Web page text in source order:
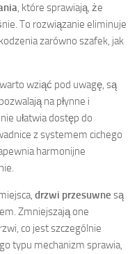
, które sprawiają, że
To rozwiązanie eliminuje
zarówno szafek, jak
wziąć pod uwagę, są
na płynne i
ułatwia dostęp do
z systemem cichego
harmonijne
drzwi przesuwne są
Zmniejszają one
co jest szczególnie
typu mechanizm sprawia,